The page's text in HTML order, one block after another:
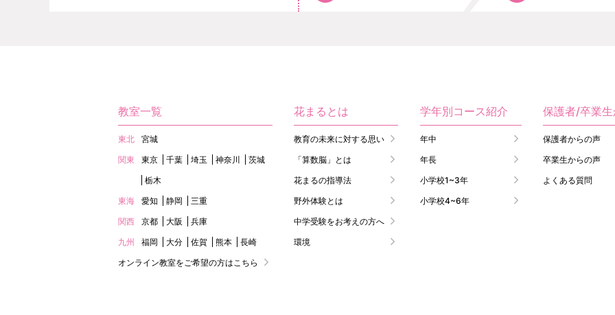
教室一覧
東北
宮城
関東
東京 千葉 埼玉 神奈川
茨城
栃木
東海
愛知 静岡
三重
関西
京都 大阪
兵庫
九州
福岡 大分 佐賀 熊本
長崎
オンライン教室をご希望の方はこちら
花まるとは
教育の未来に対する思い
「算数脳」とは
花まるの指導法
野外体験とは
中学受験をお考えの方へ
環境
学年別コース紹介
年中
年長
小学校1~3年
小学校4~6年
保護者/卒業
保護者からの声
卒業生からの声
よくある質問